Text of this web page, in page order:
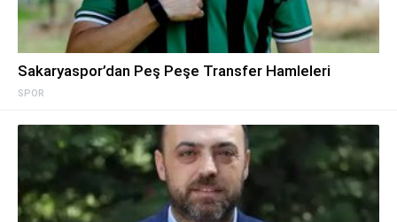
SPOR
Sakaryaspor’dan Peş Peşe Transfer Hamleleri